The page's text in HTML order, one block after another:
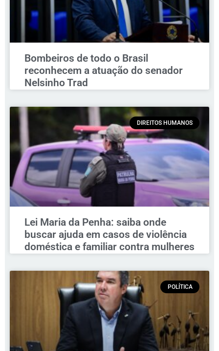
Bombeiros de todo o Brasil
reconhecem a atuação do senador
Nelsinho Trad
DIREITOS HUMANOS
Lei Maria da Penha: saiba onde
buscar ajuda em casos de violência
doméstica e familiar contra mulheres
POLÍTICA